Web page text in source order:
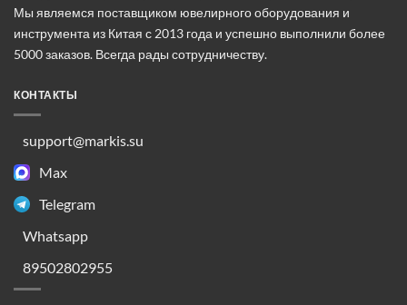
Мы являемся поставщиком ювелирного оборудования и
инструмента из Китая с 2013 года и успешно выполнили более
5000 заказов. Всегда рады сотрудничеству.
КОНТАКТЫ
support@markis.su
Max
Telegram
Whatsapp
89502802955